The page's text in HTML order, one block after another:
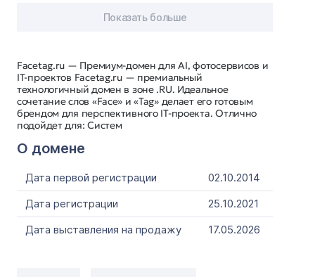
Facetag.ru — Премиум-домен для AI, фотосервисов и
IT-проектов Facetag.ru — премиальный
технологичный домен в зоне .RU. Идеальное
сочетание слов «Face» и «Tag» делает его готовым
брендом для перспективного IT-проекта. Отлично
подойдет для: Систем
О домене
Дата первой регистрации
02.10.2014
Дата регистрации
25.10.2021
Дата выставления на продажу
17.05.2026
Показать больше